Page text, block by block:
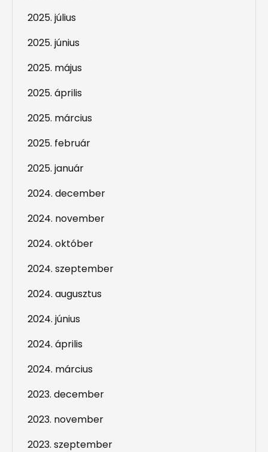
2025. július
2025. június
2025. május
2025. április
2025. március
2025. február
2025. január
2024. december
2024. november
2024. október
2024. szeptember
2024. augusztus
2024. június
2024. április
2024. március
2023. december
2023. november
2023. szeptember